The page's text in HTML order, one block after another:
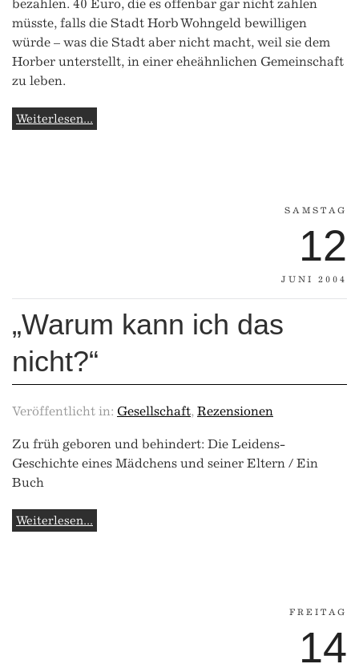
bezahlen. 40 Euro, die es offenbar gar nicht zahlen
müsste, falls die Stadt Horb Wohngeld bewilligen
würde – was die Stadt aber nicht macht, weil sie dem
Horber unterstellt, in einer eheähnlichen Gemeinschaft
zu leben.
Weiterlesen...
SAMSTAG
12
JUNI 2004
„Warum kann ich das
nicht?“
Veröffentlicht in: Gesellschaft, Rezensionen
Zu früh geboren und behindert: Die Leidens-
Geschichte eines Mädchens und seiner Eltern / Ein
Buch
Weiterlesen...
FREITAG
14